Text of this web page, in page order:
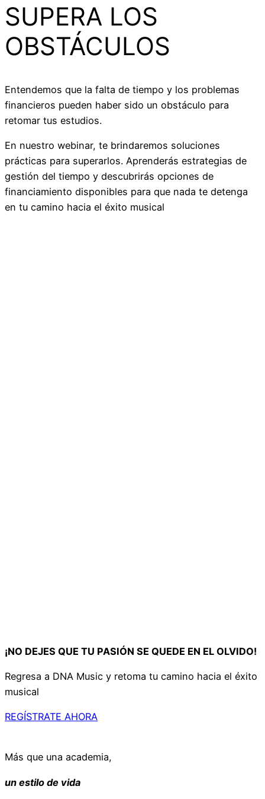
SUPERA LOS
OBSTÁCULOS
Entendemos que la falta de tiempo y los problemas
financieros pueden haber sido un obstáculo para
retomar tus estudios.
En nuestro webinar, te brindaremos soluciones
prácticas para superarlos. Aprenderás estrategias de
gestión del tiempo y descubrirás opciones de
financiamiento disponibles para que nada te detenga
en tu camino hacia el éxito musical
¡NO DEJES QUE TU PASIÓN SE QUEDE EN EL OLVIDO!
Regresa a DNA Music y retoma tu camino hacia el éxito
musical
REGÍSTRATE AHORA
Más que una academia,
un estilo de vida